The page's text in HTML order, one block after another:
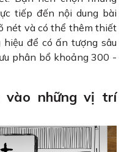
tiếp đến nội dung bài
nét và có thể thêm thiết
để có ấn tượng sâu
phân bổ khoảng 300 -
vào những vị trí